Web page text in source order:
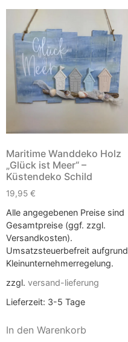
Maritime Wanddeko Holz
„Glück ist Meer“ –
Küstendeko Schild
19,95 €
Alle angegebenen Preise sind
Gesamtpreise (ggf. zzgl.
Versandkosten).
Umsatzsteuerbefreit aufgrund
Kleinunternehmerregelung.
zzgl. versand-lieferung
Lieferzeit: 3-5 Tage
In den Warenkorb